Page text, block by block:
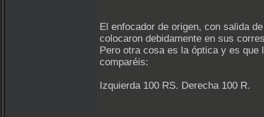
El enfocador de origen, con salida
colocaron debidamente en sus
Pero otra cosa es la óptica y es que
comparéis:
Izquierda 100 RS. Derecha 100 R.